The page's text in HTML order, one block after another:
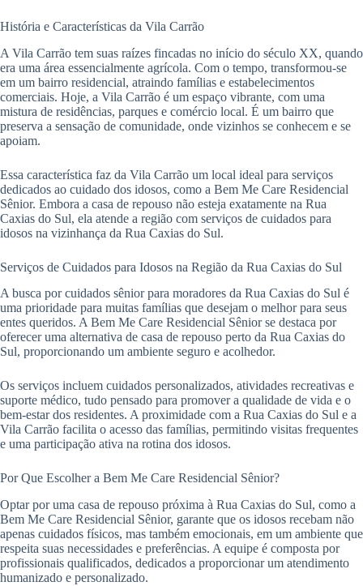
História e Características da Vila Carrão
A Vila Carrão tem suas raízes fincadas no início do século XX, quando
era uma área essencialmente agrícola. Com o tempo, transformou-se
em um bairro residencial, atraindo famílias e estabelecimentos
comerciais. Hoje, a Vila Carrão é um espaço vibrante, com uma
mistura de residências, parques e comércio local. É um bairro que
preserva a sensação de comunidade, onde vizinhos se conhecem e se
apoiam.
Essa característica faz da Vila Carrão um local ideal para serviços
dedicados ao cuidado dos idosos, como a Bem Me Care Residencial
Sênior. Embora a casa de repouso não esteja exatamente na Rua
Caxias do Sul, ela atende a região com serviços de cuidados para
idosos na vizinhança da Rua Caxias do Sul.
Serviços de Cuidados para Idosos na Região da Rua Caxias do Sul
A busca por cuidados sênior para moradores da Rua Caxias do Sul é
uma prioridade para muitas famílias que desejam o melhor para seus
entes queridos. A Bem Me Care Residencial Sênior se destaca por
oferecer uma alternativa de casa de repouso perto da Rua Caxias do
Sul, proporcionando um ambiente seguro e acolhedor.
Os serviços incluem cuidados personalizados, atividades recreativas e
suporte médico, tudo pensado para promover a qualidade de vida e o
bem-estar dos residentes. A proximidade com a Rua Caxias do Sul e a
Vila Carrão facilita o acesso das famílias, permitindo visitas frequentes
e uma participação ativa na rotina dos idosos.
Por Que Escolher a Bem Me Care Residencial Sênior?
Optar por uma casa de repouso próxima à Rua Caxias do Sul, como a
Bem Me Care Residencial Sênior, garante que os idosos recebam não
apenas cuidados físicos, mas também emocionais, em um ambiente que
respeita suas necessidades e preferências. A equipe é composta por
profissionais qualificados, dedicados a proporcionar um atendimento
humanizado e personalizado.